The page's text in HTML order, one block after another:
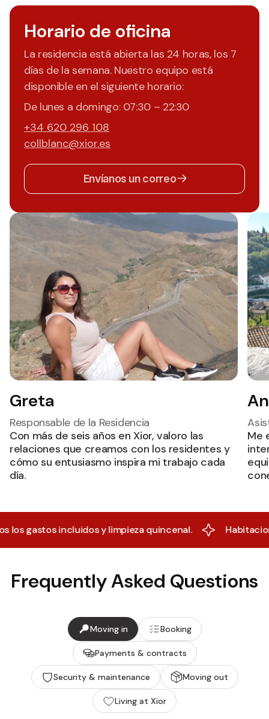
Horario de oficina
La residencia está abierta las 24 horas, los 7
días de la semana. Nuestro equipo está
disponible en el siguiente horario:
De lunes a domingo: 07:30 – 22:30
+34 620 296 108
collblanc@xior.es
Envíanos un correo
Greta
Responsable de la Residencia
Con más de seis años en Xior, valoro las
relaciones que creamos con los residentes y
cómo su entusiasmo inspira mi trabajo cada
día.
Me
incluidos y limpieza quincenal. Habitaciones para
Frequently Asked Questions
Moving in Booking
Payments & contracts
Security & maintenance Moving out
Living at Xior